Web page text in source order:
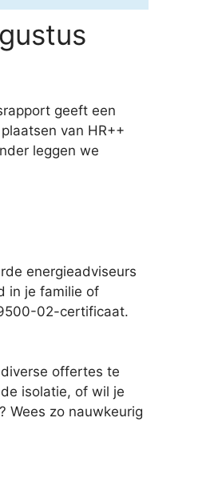
geeft een
van HR++
leggen we
energieadviseurs
in je familie of
02-certificaat.
offertes te
isolatie, of wil je
Wees zo nauwkeurig